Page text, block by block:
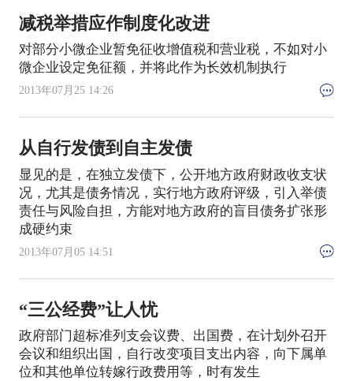
减税举措应作制度化改进
对部分小微企业暂免征收增值税和营业税，不如对小
微企业设定免征额，并将此作为长效机制执行
2013年07月25 14:26
从自行发债到自主发债
显见的是，在独立发债下，公开地方政府财政收支状
况，尤其是债务情况，实行地方政府评级，引入举债
责任与风险自担，方能对地方政府的盲目债务扩张形
成硬约束
2013年07月05 14:51
“三公经费”让人忧
政府部门超标准列支会议费、出国费，在计划外召开
会议和组织出国，自行改变项目支出内容，向下属单
位和其他单位转嫁行政费用等，时有发生